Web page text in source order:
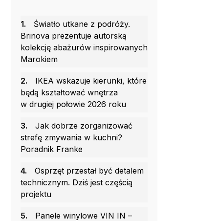
1.
Światło utkane z podróży.
Brinova prezentuje autorską
kolekcję abażurów inspirowanych
Marokiem
2.
IKEA wskazuje kierunki, które
będą kształtować wnętrza
w drugiej połowie 2026 roku
3.
Jak dobrze zorganizować
strefę zmywania w kuchni?
Poradnik Franke
4.
Osprzęt przestał być detalem
technicznym. Dziś jest częścią
projektu
5.
Panele winylowe VIN IN –